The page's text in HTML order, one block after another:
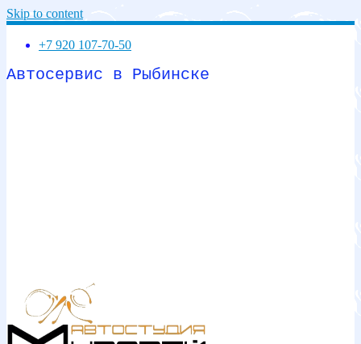
Skip to content
+7 920 107-70-50
Автосервис в Рыбинске